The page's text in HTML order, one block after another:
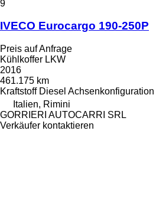
9
IVECO Eurocargo 190-250P
Preis auf Anfrage
Kühlkoffer LKW
2016
461.175 km
Kraftstoff Diesel Achsenkonfiguration
Italien, Rimini
GORRIERI AUTOCARRI SRL
Verkäufer kontaktieren